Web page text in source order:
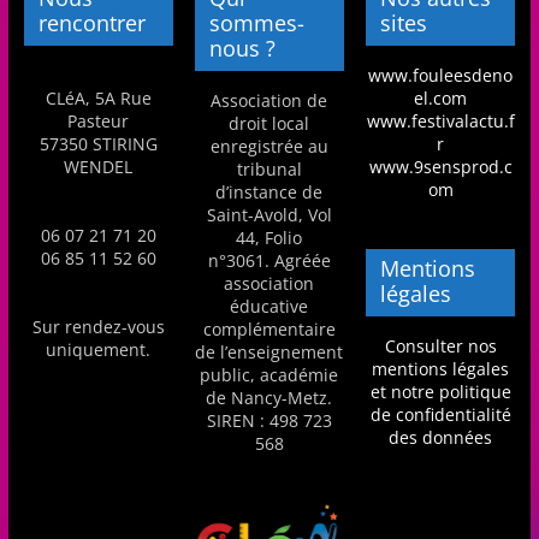
m
a
t
o
n
à
p
a
r
t
i
r
3
rencontrer
CLéA, 5A Rue
Pasteur
57350 STIRING
WENDEL
06 07 21 71 20
06 85 11 52 60
Sur rendez-vous
uniquement.
sommes-
nous ?
Association de
droit local
enregistrée au
tribunal
d’instance de
Saint-Avold, Vol
44, Folio
n°3061. Agréée
association
éducative
complémentaire
de l’enseignement
public, académie
de Nancy-Metz.
SIREN : 498 723
568
sites
www.fouleesdeno
el.com
www.festivalactu.f
r
www.9sensprod.c
om
Mentions
légales
Consulter nos
mentions légales
et notre politique
de confidentialité
des données